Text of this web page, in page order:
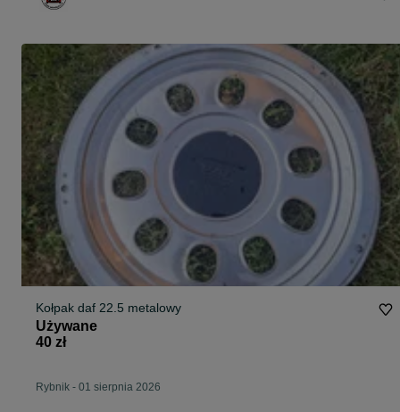
Kołpak daf 22.5 metalowy
Używane
40 zł
Rybnik - 01 sierpnia 2026